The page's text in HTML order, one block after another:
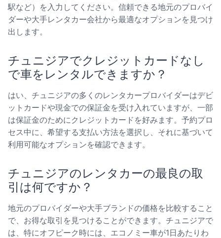
駅など）を入力してください。信頼できる地元のプロバイ
ダーや大手レンタカー会社から最適なオプションを見つけ
出します。
チュニジアでクレジットカードなし
で車をレンタルできますか？
はい、チュニジアの多くのレンタカープロバイダーはデビ
ットカードや現金での保証金を受け入れていますが、一部
は保証金のためにクレジットカードを好みます。予約プロ
セス中に、希望する支払い方法を選択し、それに基づいて
利用可能なオプションを確認できます。
チュニジアのレンタカーの最良の取
引は何ですか？
地元のプロバイダーや大手ブランドの価格を比較すること
で、お得な取引を見つけることができます。チュニジアで
は、特にオフピーク時には、エコノミー車が1日あたりわ